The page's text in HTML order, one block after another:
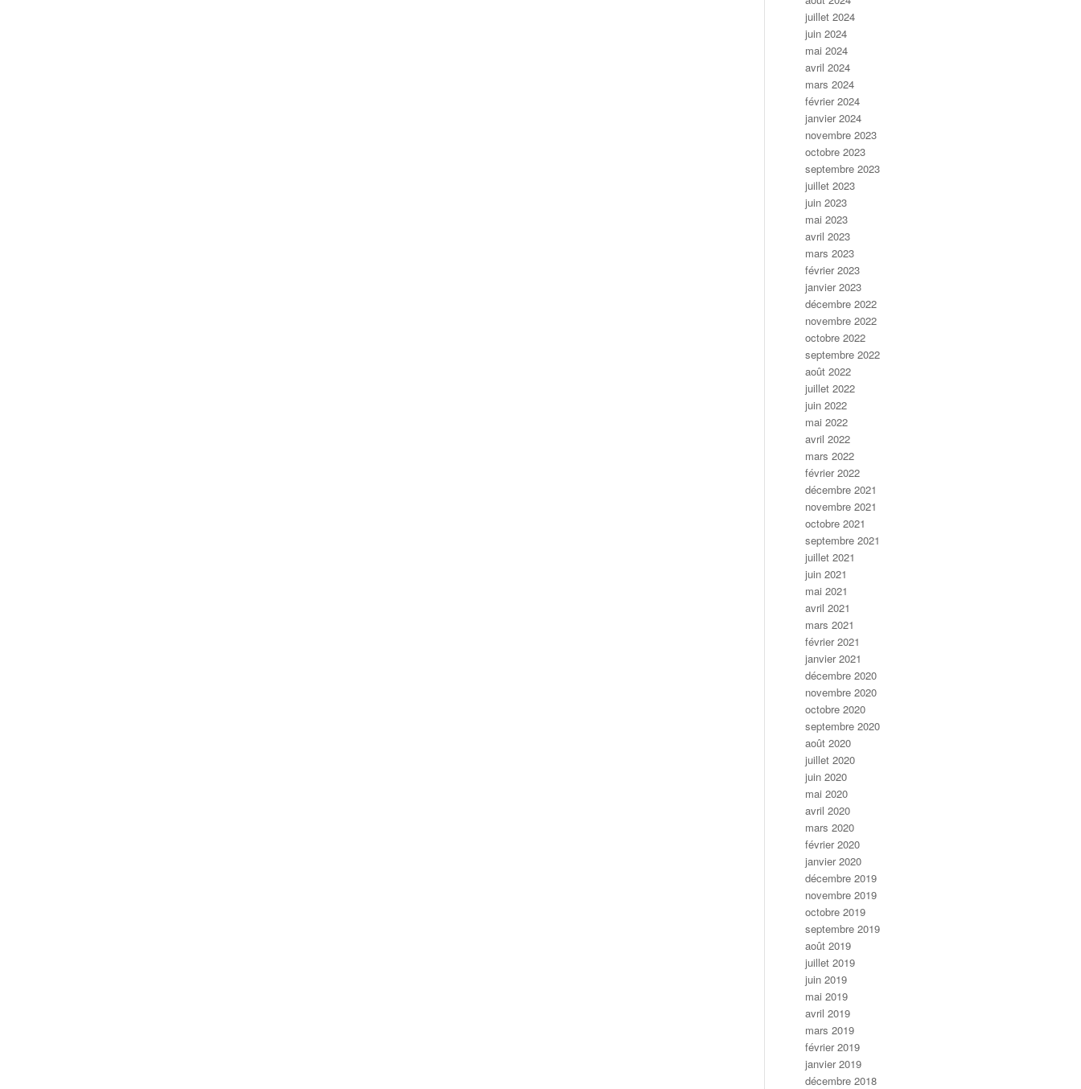
juillet 2024
juin 2024
mai 2024
avril 2024
mars 2024
février 2024
janvier 2024
novembre 2023
octobre 2023
septembre 2023
juillet 2023
juin 2023
mai 2023
avril 2023
mars 2023
février 2023
janvier 2023
décembre 2022
novembre 2022
octobre 2022
septembre 2022
août 2022
juillet 2022
juin 2022
mai 2022
avril 2022
mars 2022
février 2022
décembre 2021
novembre 2021
octobre 2021
septembre 2021
juillet 2021
juin 2021
mai 2021
avril 2021
mars 2021
février 2021
janvier 2021
décembre 2020
novembre 2020
octobre 2020
septembre 2020
août 2020
juillet 2020
juin 2020
mai 2020
avril 2020
mars 2020
février 2020
janvier 2020
décembre 2019
novembre 2019
octobre 2019
septembre 2019
août 2019
juillet 2019
juin 2019
mai 2019
avril 2019
mars 2019
février 2019
janvier 2019
décembre 2018